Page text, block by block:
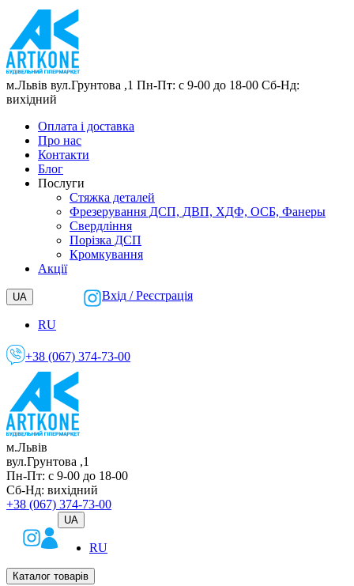
м.Львів вул.Грунтова ,1 Пн-Пт: с 9-00 до 18-00 Сб-Нд:
вихідний
Оплата і доставка
Про нас
Контакти
Блог
Послуги
Cтяжка деталей
Фрезерування ДСП, ДВП, ХДФ, ОСБ, Фанеры
Свердління
Порізка ДСП
Кромкування
Акції
UA
RU
Вхід / Реєстрація
+38 (067) 374-73-00
м.Львів
вул.Грунтова ,1
Пн-Пт: с 9-00 до 18-00
Сб-Нд: вихідний
+38 (067) 374-73-00
UA
RU
Каталог товарів